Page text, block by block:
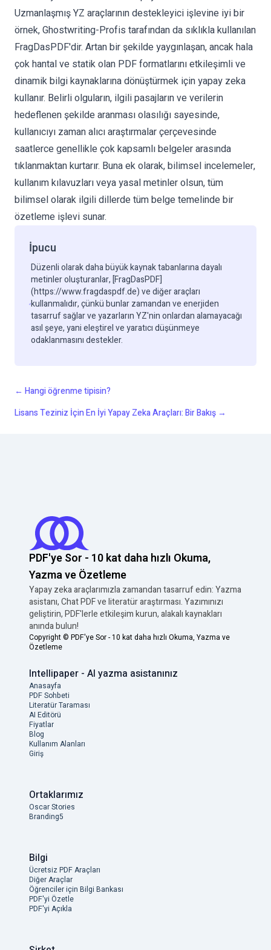
Uzmanlaşmış YZ araçlarının destekleyici işlevine iyi bir
örnek,Ghostwriting-Profis tarafından da sıklıkla kullanılan
FragDasPDF'dir. Artan bir şekilde yaygınlaşan, ancak hala
çok hantal ve statik olan PDF formatlarını etkileşimli ve
dinamik bilgi kaynaklarına dönüştürmek için yapay zeka
kullanır. Belirli olguların, ilgili pasajların ve verilerin
hedeflenen şekilde aranması olasılığı sayesinde,
kullanıcıyı zaman alıcı araştırmalar çerçevesinde
saatlerce genellikle çok kapsamlı belgeler arasında
tıklanmaktan kurtarır. Buna ek olarak, bilimsel incelemeler,
kullanım kılavuzları veya yasal metinler olsun, tüm
bilimsel olarak ilgili dillerde tüm belge temelinde bir
özetleme işlevi sunar.
İpucu
Düzenli olarak daha büyük kaynak tabanlarına dayalı
metinler oluşturanlar, [FragDasPDF]
(https://www.fragdaspdf.de) ve diğer araçları
kullanmalıdır, çünkü bunlar zamandan ve enerjiden
tasarruf sağlar ve yazarların YZ'nin onlardan alamayacağı
asıl şeye, yani eleştirel ve yaratıcı düşünmeye
odaklanmasını destekler.
← Hangi öğrenme tipisin?
Lisans Teziniz İçin En İyi Yapay Zeka Araçları: Bir Bakış →
PDF'ye Sor - 10 kat daha hızlı Okuma,
Yazma ve Özetleme
Yapay zeka araçlarımızla zamandan tasarruf edin: Yazma
asistanı, Chat PDF ve literatür araştırması. Yazımınızı
geliştirin, PDF'lerle etkileşim kurun, alakalı kaynakları
anında bulun!
Copyright © PDF'ye Sor - 10 kat daha hızlı Okuma, Yazma ve
Özetleme
Intellipaper - AI yazma asistanınız
Anasayfa
PDF Sohbeti
Literatür Taraması
AI Editörü
Fiyatlar
Blog
Kullanım Alanları
Giriş
Ortaklarımız
Oscar Stories
Branding5
Bilgi
Ücretsiz PDF Araçları
Diğer Araçlar
Öğrenciler için Bilgi Bankası
PDF'yi Özetle
PDF'yi Açıkla